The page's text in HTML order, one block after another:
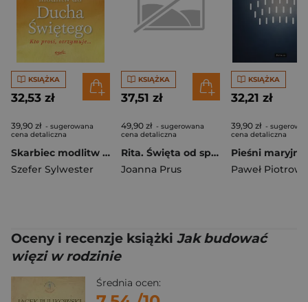
KSIĄŻKA
32,53 zł
39,90 zł - sugerowana
cena detaliczna
Skarbiec modlitw do Ducha Świętego wyd. 2026
Szefer Sylwester
KSIĄŻKA
37,51 zł
49,90 zł - sugerowana
cena detaliczna
Rita. Święta od spraw beznadziejnych i apaszka Hermèsa
Joanna Prus
KSIĄŻKA
32,21 zł
39,90 zł -
cena detaliczna
Paweł
Oceny i recenzje książki Jak budować
więzi w rodzinie
Średnia ocen: